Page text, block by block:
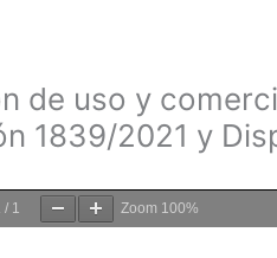
de uso y
1839/2021 y
/ 1 Zoom 100%